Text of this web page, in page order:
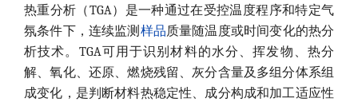
热重分析（TGA）是一种通过在受控温度程序和特定气
氛条件下，连续监测 样品质量随温度或时间变化的热分
析技术。TGA可用于识别材料的水分、挥发物、热分
解、氧化、还原、燃烧残留、灰分含量及多组分体系组
成变化，是判断材料热稳定性、成分构成和加工适应性